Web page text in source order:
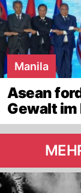
Manila
Asean
Gewalt im